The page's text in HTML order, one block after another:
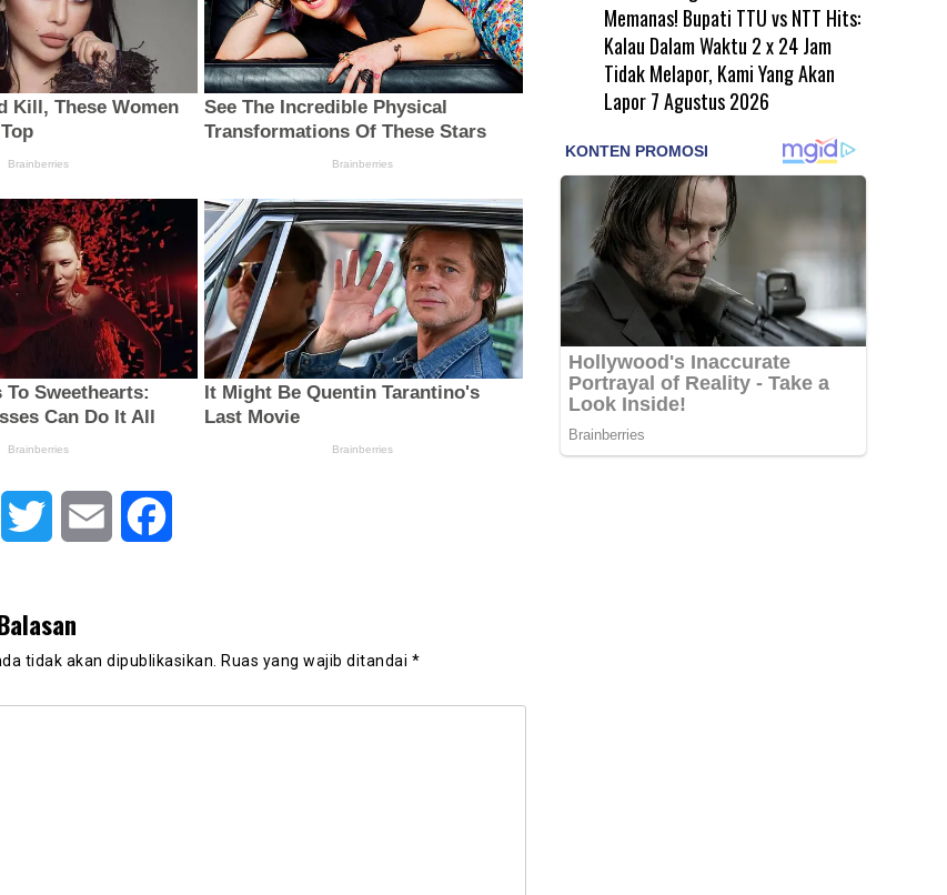
Telegram Twitter Email
tidak akan dipublikasikan. Ruas yang wajib ditandai *
Memanas! Bupati TTU vs NTT Hits:
Kalau Dalam Waktu 2 x 24 Jam
Tidak Melapor, Kami Yang Akan
Lapor 7 Agustus 2026